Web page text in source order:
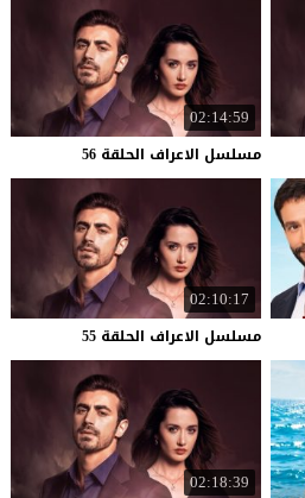
02:14:59
مسلسل الاعراف الحلقة 56
02:10:17
مسلسل الاعراف الحلقة 55
02:18:39